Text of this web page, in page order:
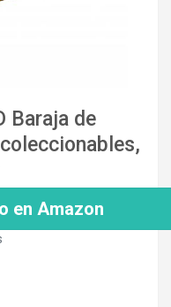
Baraja de
en Amazon